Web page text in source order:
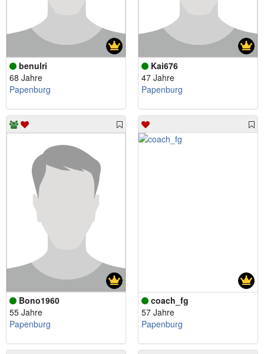
benulri
68 Jahre
Papenburg
Kai676
47 Jahre
Papenburg
Bono1960
55 Jahre
Papenburg
coach_fg
57 Jahre
Papenburg